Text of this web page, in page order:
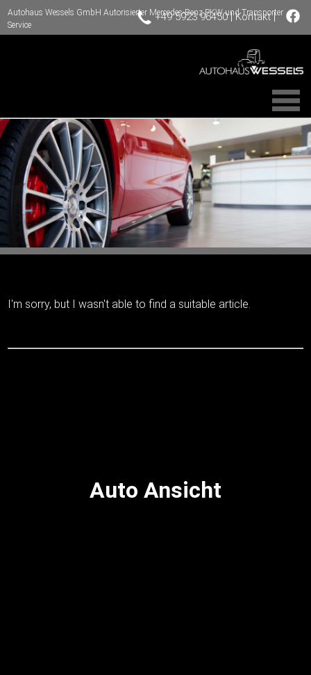
Autohaus Wessels GmbH Autorisierter Mercedes-Benz PKW und Transporter
Service
+49 5923 96450|Kontakt|
I'm sorry, but I wasn't able to find a suitable article.
Auto Ansicht